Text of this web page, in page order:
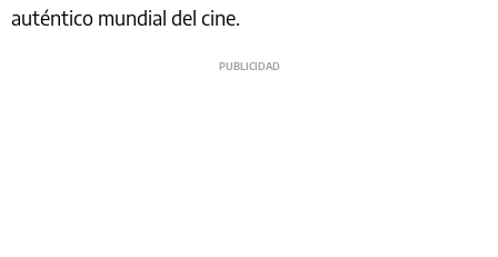
auténtico mundial del cine.